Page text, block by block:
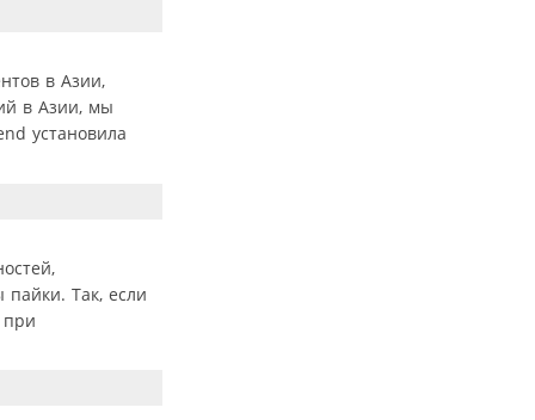
в Азии,
в Азии, мы
установила
Так, если
при